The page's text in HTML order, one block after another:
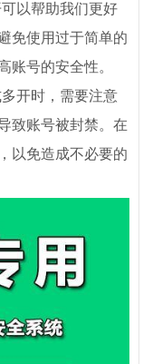
以帮助我们更好
免使用过于简单的
账号的安全性。
开时，需要注意
致账号被封禁。在
以免造成不必要的